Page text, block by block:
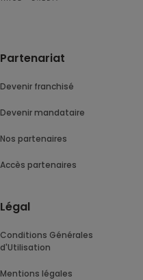
Partenariat
Devenir franchisé
Devenir mandataire
Nos partenaires
Accès partenaires
Légal
Conditions Générales
d'Utilisation
Mentions légales